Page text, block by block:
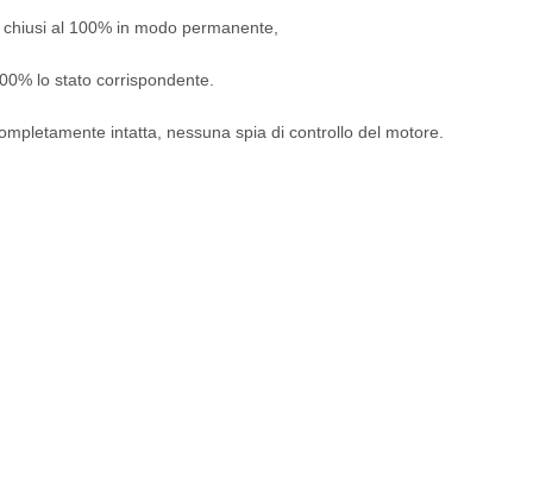
al 100% in modo permanente,
lo stato corrispondente.
intatta, nessuna spia di controllo del motore.